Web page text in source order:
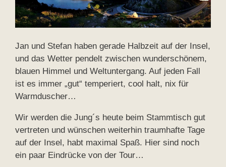
Jan und Stefan haben gerade Halbzeit auf der Insel,
und das Wetter pendelt zwischen wunderschönem,
blauen Himmel und Weltuntergang. Auf jeden Fall
ist es immer „gut“ temperiert, cool halt, nix für
Warmduscher…
Wir werden die Jung´s heute beim Stammtisch gut
vertreten und wünschen weiterhin traumhafte Tage
auf der Insel, habt maximal Spaß. Hier sind noch
ein paar Eindrücke von der Tour…